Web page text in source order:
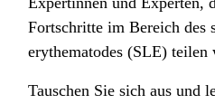
Fortschritte im Bereich des
erythematodes (SLE) teilen
Tauschen Sie sich aus und